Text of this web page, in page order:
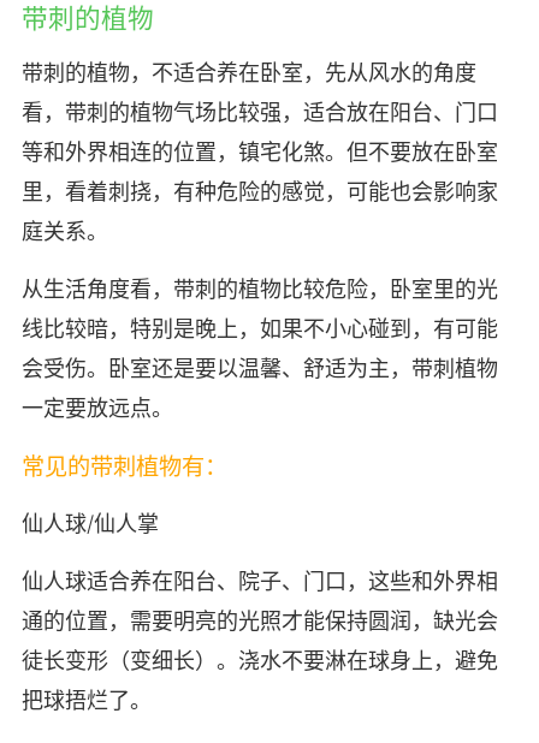
带刺的植物
带刺的植物，不适合养在卧室，先从风水的角度
看，带刺的植物气场比较强，适合放在阳台、门口
等和外界相连的位置，镇宅化煞。但不要放在卧室
里，看着刺挠，有种危险的感觉，可能也会影响家
庭关系。
从生活角度看，带刺的植物比较危险，卧室里的光
线比较暗，特别是晚上，如果不小心碰到，有可能
会受伤。卧室还是要以温馨、舒适为主，带刺植物
一定要放远点。
常见的带刺植物有：
仙人球/仙人掌
仙人球适合养在阳台、院子、门口，这些和外界相
通的位置，需要明亮的光照才能保持圆润，缺光会
徒长变形（变细长）。浇水不要淋在球身上，避免
把球捂烂了。